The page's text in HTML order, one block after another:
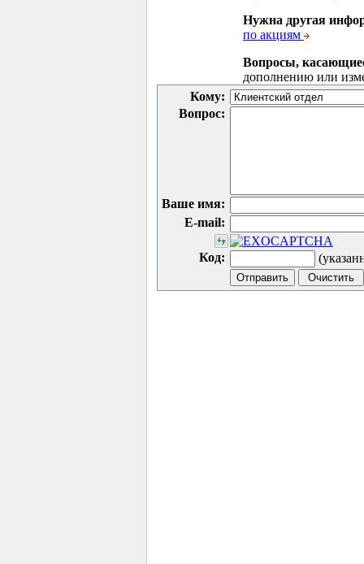
Нужна другая
по акциям
Вопросы,
дополнению или
Кому:
Вопрос:
Ваше имя:
E-mail:
Код: